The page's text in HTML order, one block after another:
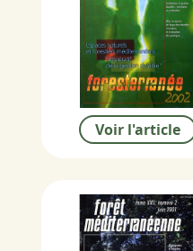
Voir l'article